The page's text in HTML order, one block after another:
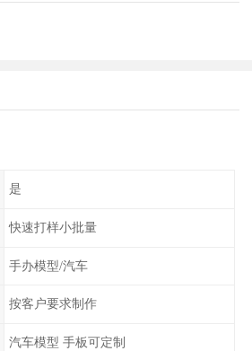
是
快速打样小批量
手办模型/汽车
按客户要求制作
汽车模型 手板可定制